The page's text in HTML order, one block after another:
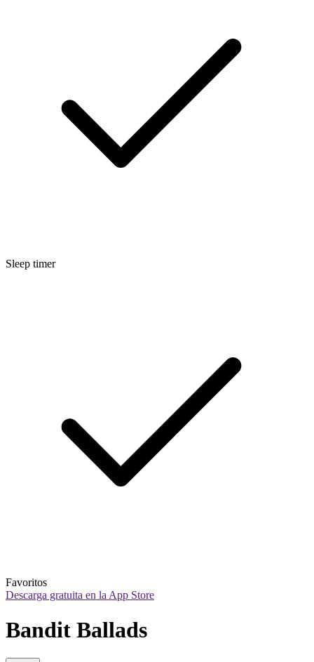
Sleep timer
Favoritos
Descarga gratuita en la App Store
Bandit Ballads